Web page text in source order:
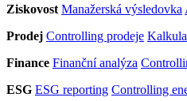
Ziskovost Manažerská výsledovka
Prodej Controlling prodeje
Finance Finanční analýza
ESG ESG reporting Controlling